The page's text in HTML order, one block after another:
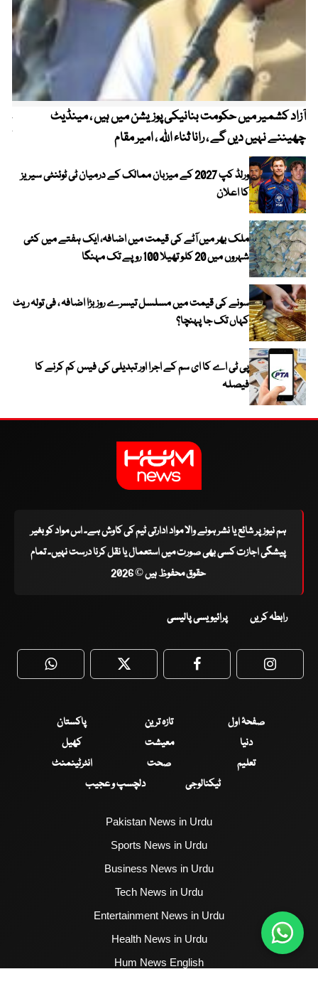
آزاد کشمیر میں حکومت بنانیکی پوزیشن میں ہیں ، مینڈیٹ
چھیننے نہیں دیں گے ، رانا ثناء اللہ ، امیر مقام
ورلڈ کپ 2027 کے میزبان ممالک کے درمیان ٹی ٹوئنٹی سیریز
کا اعلان
ملک بھر میں آٹے کی قیمت میں اضافہ، ایک ہفتے میں کئی
شہروں میں 20 کلو تھیلا 100 روپے تک مہنگا
سونے کی قیمت میں مسلسل تیسرے روز بڑا اضافہ ، فی تولہ ریٹ
کہاں تک جا پہنچا؟
پی ٹی اے کا ای سم کے اجرا اور تبدیلی کی فیس کم کرنے کا
فیصلہ
ہم نیوز پر شائع یا نشر ہونے والا مواد ادارتی ٹیم کی کاوش ہے۔ اس مواد کو بغیر
پیشگی اجازت کسی بھی صورت میں استعمال یا نقل کرنا درست نہیں۔ تمام
حقوق محفوظ ہیں © 2026
رابطہ کریں پرائیویسی پالیسی
WhatsApp Twitter Facebook
صفحۂ اول تازہ ترین
پاکستان
دنیا
معیشت
کھیل
تعلیم
صحت
انٹرٹینمنٹ
ٹیکنالوجی
دلچسپ و عجیب
Pakistan News in Urdu
Sports News in Urdu
Business News in Urdu
Tech News in Urdu
Entertainment News in Urdu
Health News in Urdu
Hum News English